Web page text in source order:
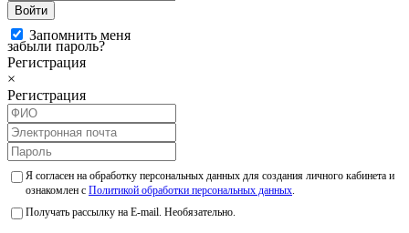
Войти
Запомнить меня
забыли пароль?
Регистрация
×
Регистрация
Я согласен на обработку персональных данных для создания личного кабинета и
ознакомлен с Политикой обработки персональных данных.
Получать рассылку на E-mail. Необязательно.